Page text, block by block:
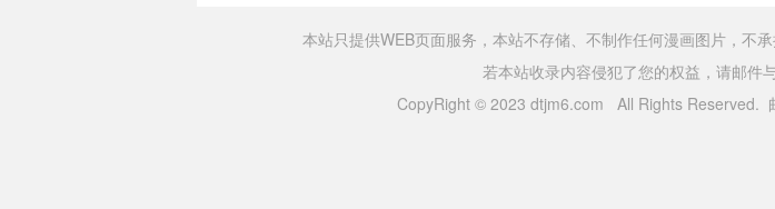
本站只提供WEB页面服务，本站不存储、不制作任何漫画图片，不
若本站收录内容侵犯了您的权益，请邮件
CopyRight © 2023 dtjm6.com All Rights Reserved.